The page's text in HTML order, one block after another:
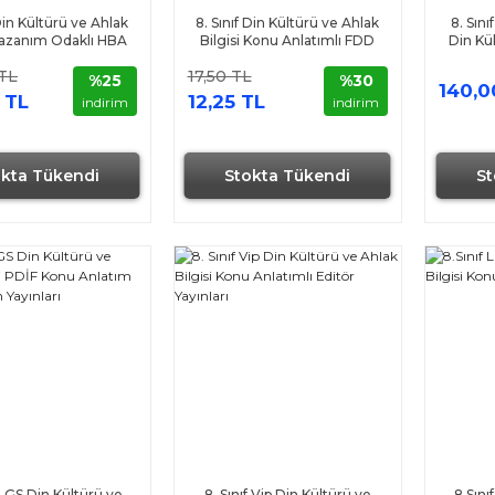
Tükendi
Kültürü ve Ahlak
Odaklı HBA
TL
%25
indirim
Stokta Tükendi
8. Sınıf Din Kültürü ve Ahlak
Bilgisi Konu Anlatımlı FDD
17,50 TL
12,25 TL
%30
indirim
8.
Din